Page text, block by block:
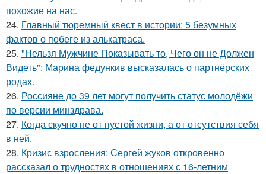
похожие на нас.
24. Главный тюремный квест в истории: 5 безумных
фактов о побеге из алькатраса.
25. "Нельзя Мужчине Показывать то, Чего он не Должен
Видеть": Марина федункив высказалась о партнёрских
родах.
26. Россияне до 39 лет могут получить статус молодёжи
по версии минздрава.
27. Когда скучно не от пустой жизни, а от отсутствия себя
в ней.
28. Кризис взросления: Сергей жуков откровенно
рассказал о трудностях в отношениях с 16-летним